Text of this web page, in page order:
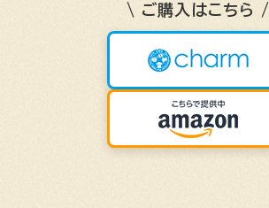
\ ご購入はこちら /